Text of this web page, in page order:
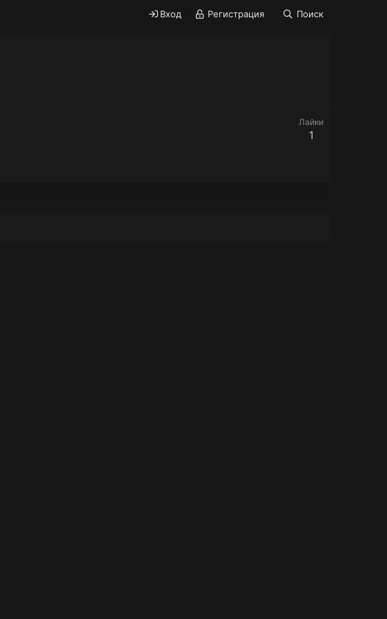
Вход Регистрация Поиск
Лайки
1